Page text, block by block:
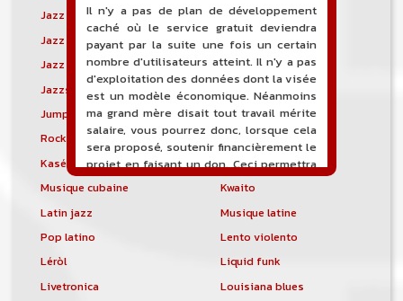
Jazz blues
Jazz modal
Jazz Nouvelle-Orléans
Jazz punk
Jazz vocal
Jazz-funk
Jazzstep
Jersey club
Jump blues
Jump-up
Rock canadien
Kansas City blues
Kasékò
Kizomba
Musique cubaine
Kwaito
Latin jazz
Musique latine
Pop latino
Lento violento
Léròl
Liquid funk
Livetronica
Louisiana blues
Il n'y a pas de plan de développement
caché où le service gratuit deviendra
payant par la suite une fois un certain
nombre d'utilisateurs atteint. Il n'y a pas
d'exploitation des données dont la visée
est un modèle économique. Néanmoins
ma grand mère disait tout travail mérite
salaire, vous pourrez donc, lorsque cela
sera proposé, soutenir financièrement le
projet en faisant un don. Ceci permettra
de financer l'hébergement, le nom de
de développement du site, et peut-être
une campagne de communication. Il va
comptabilité sera totalement publique
visible directement sur le site.